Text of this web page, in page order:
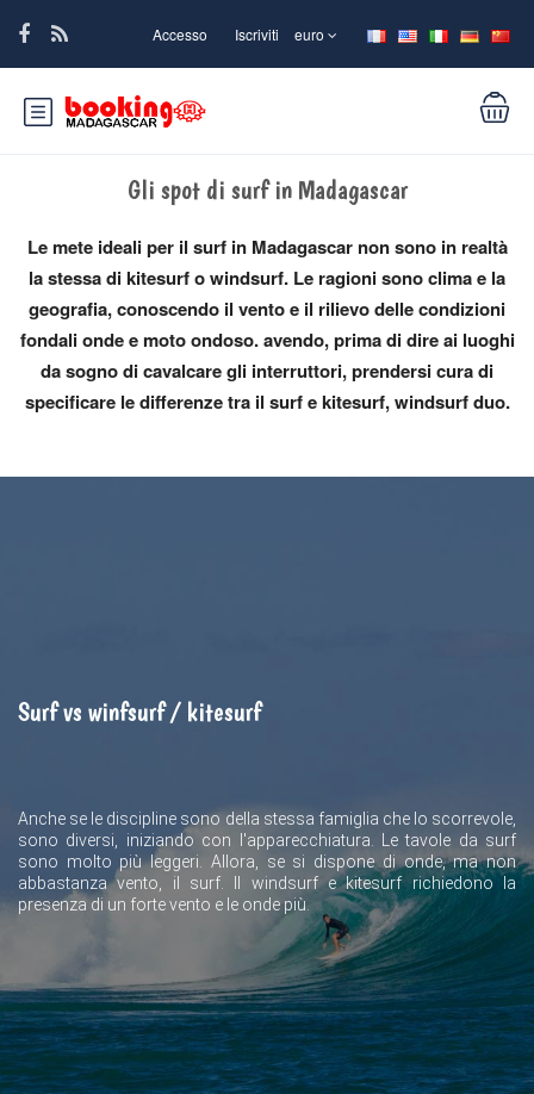
Accesso Iscriviti euro
Gli spot di surf in Madagascar
Le mete ideali per il surf in Madagascar non sono in realtà
la stessa di kitesurf o windsurf. Le ragioni sono clima e la
geografia, conoscendo il vento e il rilievo delle condizioni
fondali onde e moto ondoso. avendo, prima di dire ai luoghi
da sogno di cavalcare gli interruttori, prendersi cura di
specificare le differenze tra il surf e kitesurf, windsurf duo.
Surf vs winfsurf / kitesurf
Anche se le discipline sono della stessa famiglia che lo scorrevole,
sono diversi, iniziando con l'apparecchiatura. Le tavole da surf
sono molto più leggeri. Allora, se si dispone di onde, ma non
abbastanza vento, il surf. Il windsurf e kitesurf richiedono la
presenza di un forte vento e le onde più.